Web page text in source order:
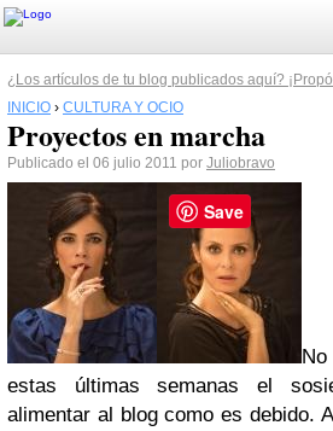
¿Los artículos de tu blog publicados aquí?
INICIO › CULTURA Y OCIO
Proyectos en marcha
Publicado el 06 julio 2011 por Juliobravo
estas últimas semanas el
alimentar al blog como es debido.
Save